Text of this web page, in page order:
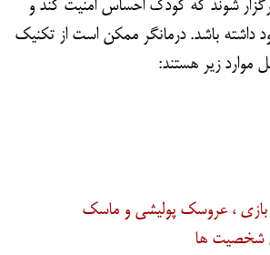
شوند که کودک احساس امنیت کند و
باشد. درمانگر ممکن است از تکنیک
موارد زیر هستند:
، عروسک پولیشی و ماسک
شخصیت ها